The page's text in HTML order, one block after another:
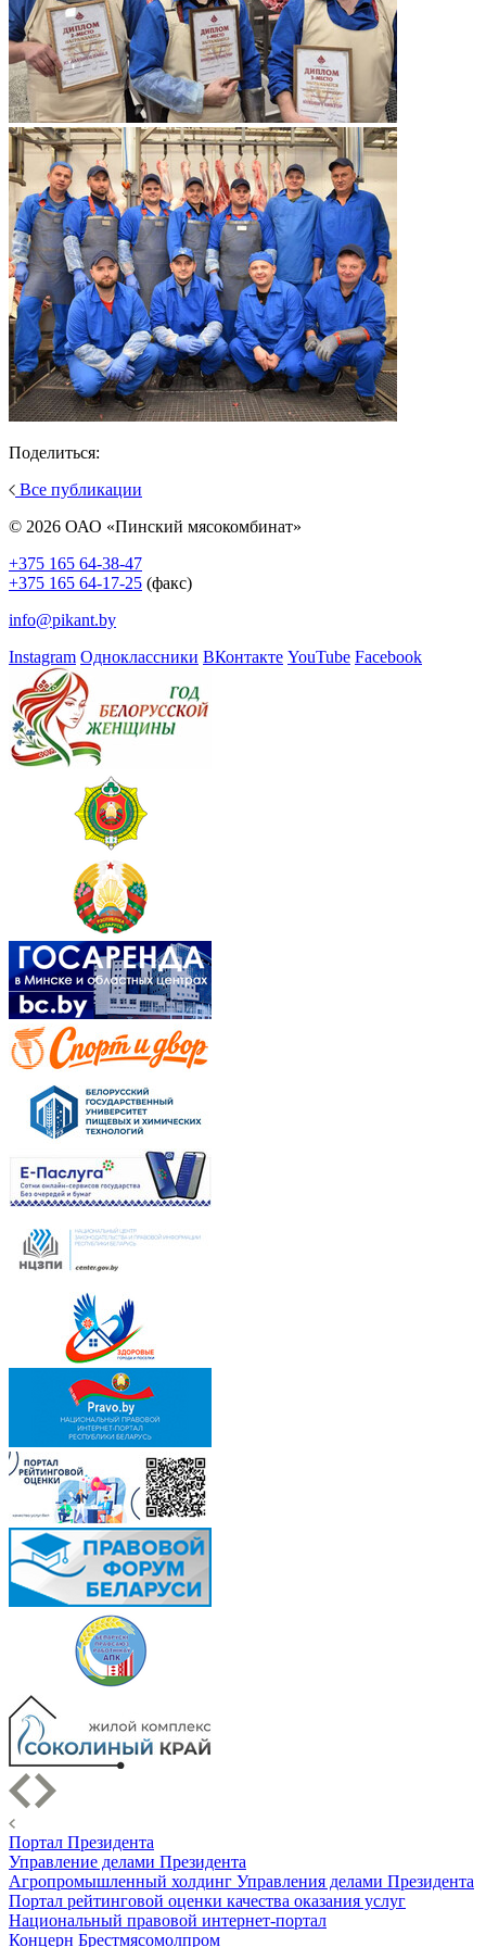
Поделиться:
Все публикации
© 2026 ОАО «Пинский мясокомбинат»
+375 165 64-38-47
+375 165 64-17-25 (факс)
info@pikant.by
Instagram Одноклассники ВКонтакте YouTube Facebook
Портал Президента
Управление делами Президента
Агропромышленный холдинг Управления делами Президента
Портал рейтинговой оценки качества оказания услуг
Национальный правовой интернет-портал
Концерн Брестмясомолпром